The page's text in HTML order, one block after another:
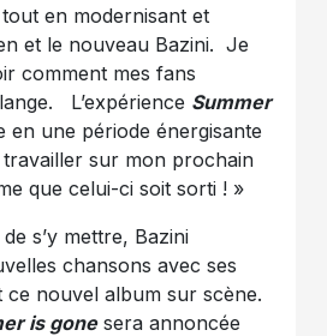
en modernisant et
et le nouveau Bazini. Je
comment mes fans
L’expérience Summer
en une période énergisante
travailler sur mon prochain
que celui-ci soit sorti ! »
s’y mettre, Bazini
chansons avec ses
nouvel album sur scène.
is gonesera annoncée